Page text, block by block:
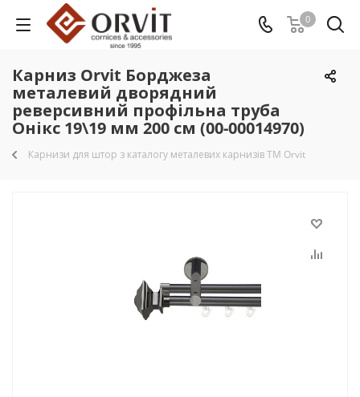
0
Карниз Orvit Борджеза
металевий дворядний
реверсивний профільна труба
Онікс 19\19 мм 200 см (00-00014970)
Карнизи для штор з каталогу металевих карнизів TM Orvit